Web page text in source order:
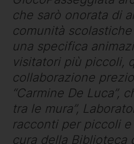
che sarò onorata di
comunità
una specifica
visitatori più piccoli,
collaborazione
“Carmine De Luca”,
tra le mura”,
racconti per piccoli
cura della Biblioteca